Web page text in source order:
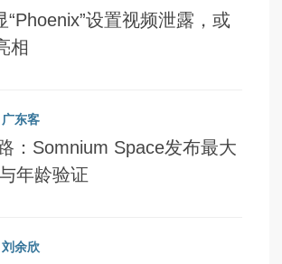
设置视频泄露，或
相
广东客
：Somnium Space发布最大
年龄验证
刘余欣